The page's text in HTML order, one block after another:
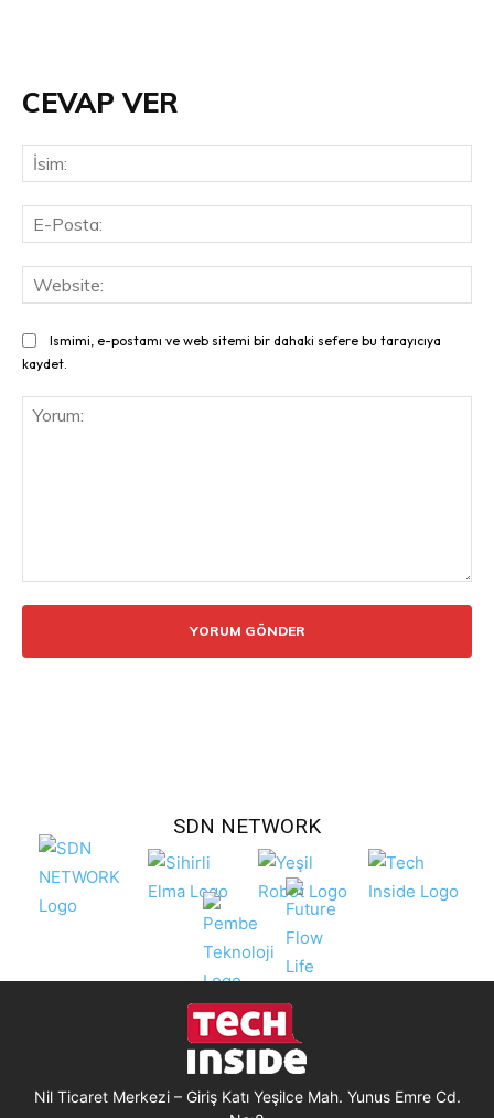
CEVAP VER
Ismimi, e-postamı ve web sitemi bir dahaki sefere bu tarayıcıya
kaydet.
SDN NETWORK
Nil Ticaret Merkezi – Giriş Katı Yeşilce Mah. Yunus Emre Cd.